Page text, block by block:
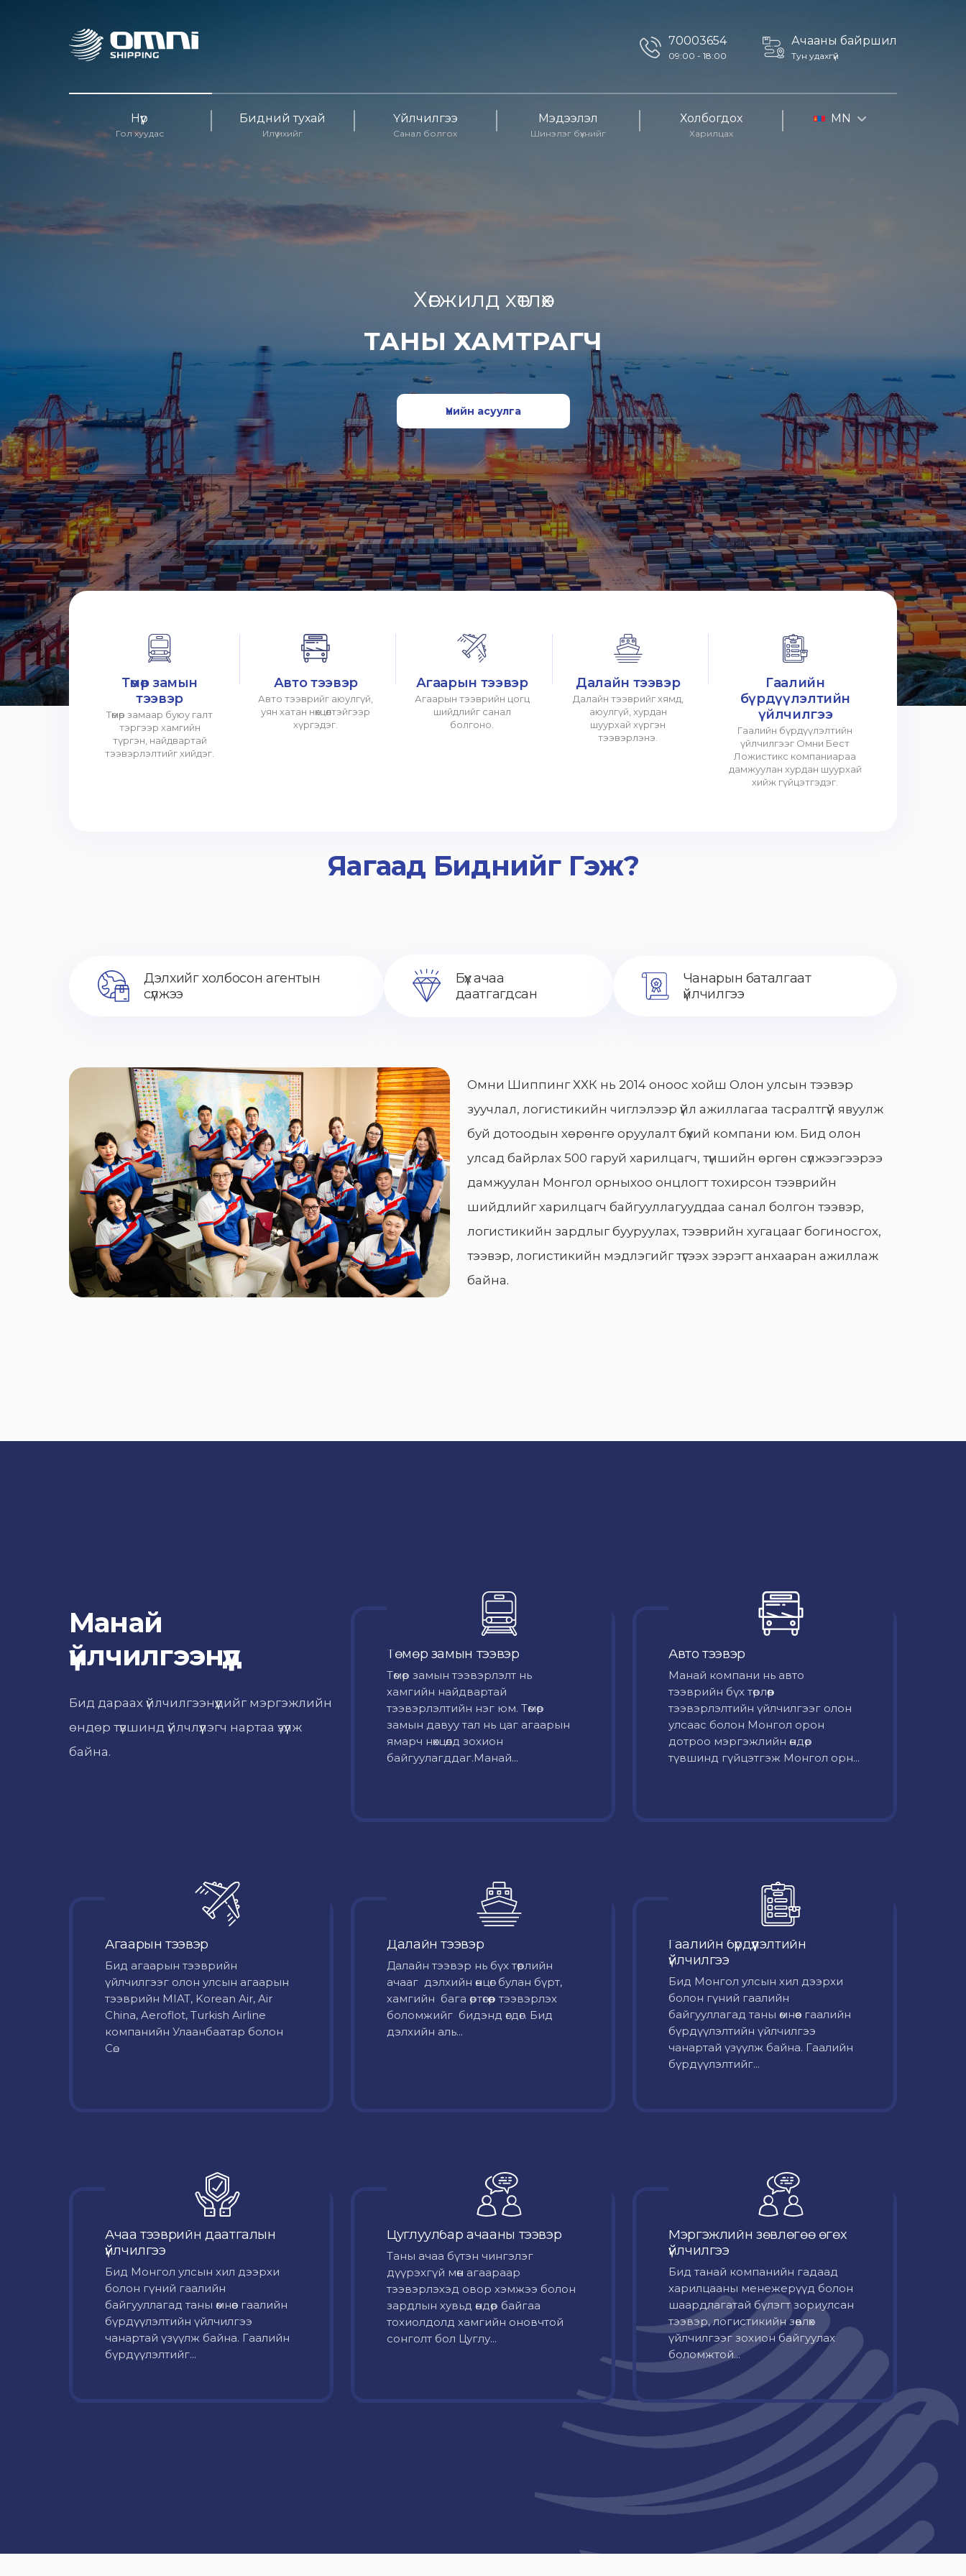
70003654
09:00 - 18:00
Ачааны байршил
Тун удахгүй
Нүүр
Гол хуудас
Бидний тухай
Илүү ихийг
Үйлчилгээ
Санал болгох
Мэдээлэл
Шинэлэг бүхнийг
Холбогдох
Харилцах
MN
Хөгжилд хөтлөх
ТАНЫ ХАМТРАГЧ
Үнийн асуулга
Төмөр замын
тээвэр
Төмөр замаар буюу галт
тэргээр хамгийн
түргэн, найдвартай
тээвэрлэлтийг хийдэг.
Авто тээвэр
Авто тээврийг аюулгүй,
уян хатан нөхцөлтэйгээр
хүргэдэг.
Агаарын тээвэр
Агаарын тээврийн цогц
шийдлийг санал
болгоно.
Далайн тээвэр
Далайн тээврийг хямд,
аюулгүй, хурдан
шуурхай хүргэн
тээвэрлэнэ.
Гаалийн
бүрдүүлэлтийн
үйлчилгээ
Гаалийн бүрдүүлэлтийн
үйлчилгээг Омни Бест
Ложистикс компаниараа
дамжуулан хурдан шуурхай
хийж гүйцэтгэдэг.
Яагаад Биднийг Гэж?
Дэлхийг холбосон агентын
сүлжээ
Бүх ачаа
даатгагдсан
Чанарын баталгаат
үйлчилгээ
Омни Шиппинг ХХК нь 2014 оноос хойш Олон улсын тээвэр
зуучлал, логистикийн чиглэлээр үйл ажиллагаа тасралтгүй явуулж
буй дотоодын хөрөнгө оруулалт бүхий компани юм. Бид олон
улсад байрлах 500 гаруй харилцагч, түншийн өргөн сүлжээгээрээ
дамжуулан Монгол орныхоо онцлогт тохирсон тээврийн
шийдлийг харилцагч байгууллагууддаа санал болгон тээвэр,
логистикийн зардлыг бууруулах, тээврийн хугацааг богиносгох,
тээвэр, логистикийн мэдлэгийг түгээх зэрэгт анхааран ажиллаж
байна.
Манай
үйлчилгээнүүд
Бид дараах үйлчилгээнүүдийг мэргэжлийн
өндөр түвшинд үйлчлүүлэгч нартаа үзүүлж
байна.
Төмөр замын тээвэр
Төмөр замын тээвэрлэлт нь
хамгийн найдвартай
тээвэрлэлтийн нэг юм. Төмөр
замын давуу тал нь цаг агаарын
ямарч нөхцөлд зохион
байгуулагддаг.Манай...
Авто тээвэр
Mанай компани нь авто
тээврийн бүх төрлөөр
тээвэрлэлтийн үйлчилгээг олон
улсаас болон Монгол орон
дотроо мэргэжлийн өндөр
түвшинд гүйцэтгэж Монгол орн...
Агаарын тээвэр
Бид агаарын тээврийн
үйлчилгээг олон улсын агаарын
тээврийн MIAT, Korean Air, Air
China, Aeroflot, Turkish Airline
компанийн Улаанбаатар болон
Сө...
Далайн тээвэр
Далайн тээвэр нь бүх төрлийн
ачааг дэлхийн өнцөг булан бүрт,
хамгийн бага өртөгөөр тээвэрлэх
боломжийг бидэнд өгдөг. Бид
дэлхийн аль...
Гаалийн бүрдүүлэлтийн
үйлчилгээ
Бид Монгол улсын хил дээрхи
болон гүний гаалийн
байгууллагад таны өмнөөс гаалийн
бүрдүүлэлтийн үйлчилгээ
чанартай үзүүлж байна. Гаалийн
бүрдүүлэлтийг...
Ачаа тээврийн даатгалын
үйлчилгээ
Бид Монгол улсын хил дээрхи
болон гүний гаалийн
байгууллагад таны өмнөөс гаалийн
бүрдүүлэлтийн үйлчилгээ
чанартай үзүүлж байна. Гаалийн
бүрдүүлэлтийг...
Цуглуулбар ачааны тээвэр
Таны ачаа бүтэн чингэлэг
дүүрэхгүй мөн агаараар
тээвэрлэхэд овор хэмжээ болон
зардлын хувьд өндөр байгаа
тохиолдолд хамгийн оновчтой
сонголт бол Цуглу...
Мэргэжлийн зөвлөгөө өгөх
үйлчилгээ
Бид танай компанийн гадаад
харилцааны менежерүүд болон
шаардлагатай бүлэгт зориулсан
тээвэр, логистикийн зөвлөх
үйлчилгээг зохион байгуулах
боломжтой...